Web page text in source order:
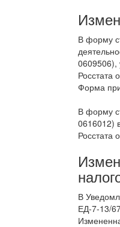
В форму
0609506),
Росстата
Форма
В форму
0616012)
Росстата
В
ЕД-7-13/